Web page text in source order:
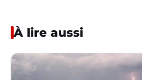
À lire aussi